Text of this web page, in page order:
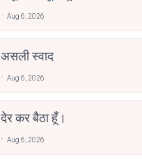
Aug 6, 2026
असली स्वाद
Aug 6, 2026
देर कर बैठा हूँ।
Aug 6, 2026